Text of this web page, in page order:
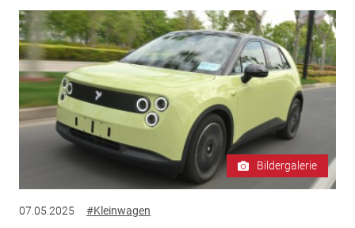
Bildergalerie
07.05.2025 #Kleinwagen